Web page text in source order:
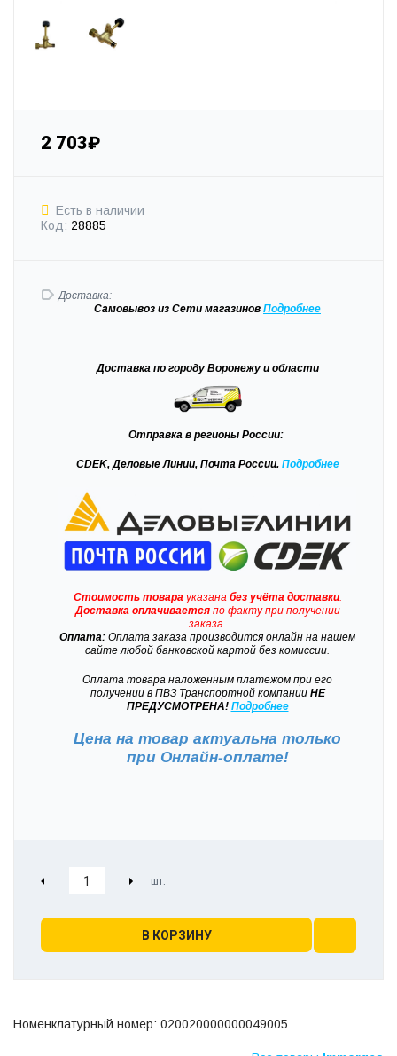
2 703₽
Есть в наличии
Код: 28885
Доставка:
Самовывоз из Сети магазинов Подробнее
Доставка по городу Воронежу и области
Отправка в регионы России:
CDEK, Деловые Линии, Почта России. Подробнее
Стоимость товарауказана без учёта доставки.
Доставкаоплачиваетсяпо факту при получении
заказа.
Оплата: Оплата заказа производится онлайн на нашем
сайте любой банковской картой без комиссии.
Оплата товара наложенным платежом при его
получении в ПВЗ Транспортной компанииНЕ
ПРЕДУСМОТРЕНА! Подробнее
Цена на товар актуальна только
при Онлайн-оплате!
В КОРЗИНУ
Номенклатурный номер: 020020000000049005